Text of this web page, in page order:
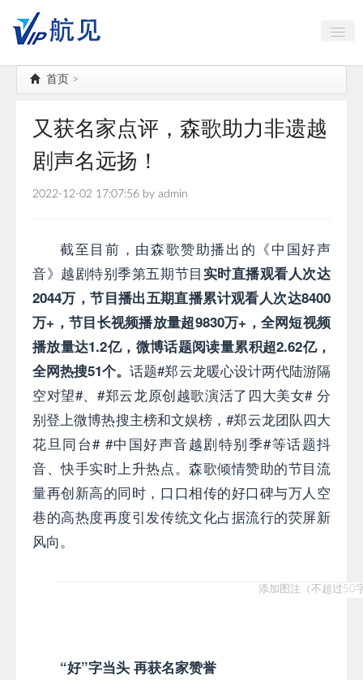
中国古镇大全
海岛出行
AI智能
首页 >
又获名家点评，森歌助力非遗越
剧声名远扬！
2022-12-02 17:07:56 by admin
截至目前，由森歌赞助播出的《中国好声
音》越剧特别季第五期节目 实时直播观看人次达
2044万，节目播出五期直播累计观看人次达8400
万+，节目长视频播放量超9830万+，全网短视频
播放量达1.2亿，微博话题阅读量累积超2.62亿，
全网热搜51个。话题#郑云龙暖心设计两代陆游隔
空对望#、#郑云龙原创越歌演活了四大美女# 分
别登上微博热搜主榜和文娱榜，#郑云龙团队四大
花旦同台# #中国好声音越剧特别季#等话题抖
音、快手实时上升热点。森歌倾情赞助的节目流
量再创新高的同时，口口相传的好口碑与万人空
巷的高热度再度引发传统文化占据流行的荧屏新
风向。
“好”字当头 再获名家赞誉